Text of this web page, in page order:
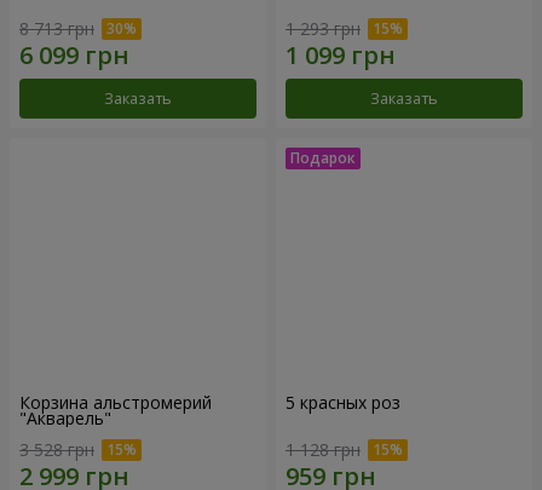
8 713 грн
Заказать
1 293 грн
Заказать
Корзина альстромерий
"Акварель"
3 528 грн
5 красных роз
1 128 грн